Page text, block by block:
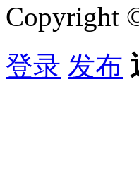
Copyright
登录 发布